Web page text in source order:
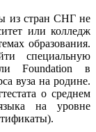
из стран СНГ не
или колледж
образования.
специальную
Foundation в
вуза на родине.
о среднем
на уровне